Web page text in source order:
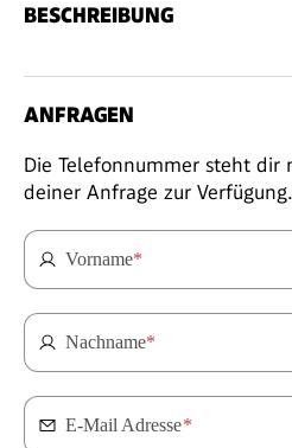
BESCHREIBUNG
ANFRAGEN
Die Telefonnummer steht dir
deiner Anfrage zur Verfügung.
Vorname*
Nachname*
E-Mail Adresse*